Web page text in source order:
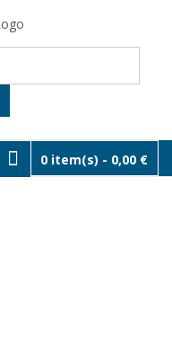
SHOP
0 item(s) - 0,00 €